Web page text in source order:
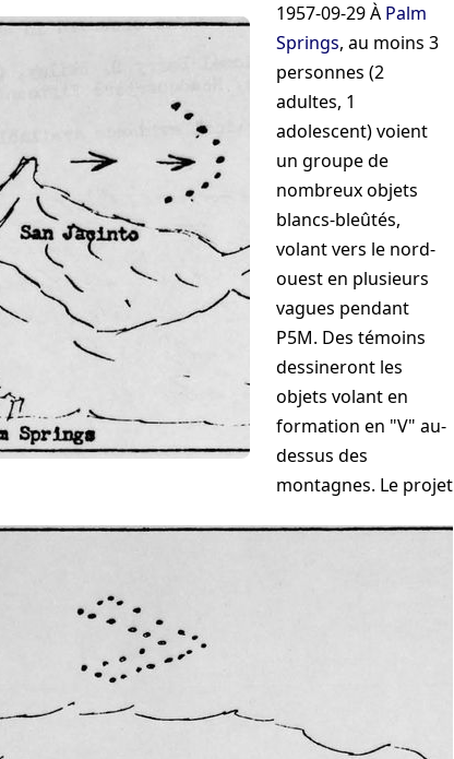
1957-09-29À Palm
Springs, au moins 3
personnes (2
adultes, 1
adolescent) voient
un groupe de
nombreux objets
blancs-bleûtés,
volant vers le nord-
ouest en plusieurs
vagues pendant
P5M. Des témoins
dessineront les
objets volant en
formation en "V" au-
dessus des
montagnes. Le projet